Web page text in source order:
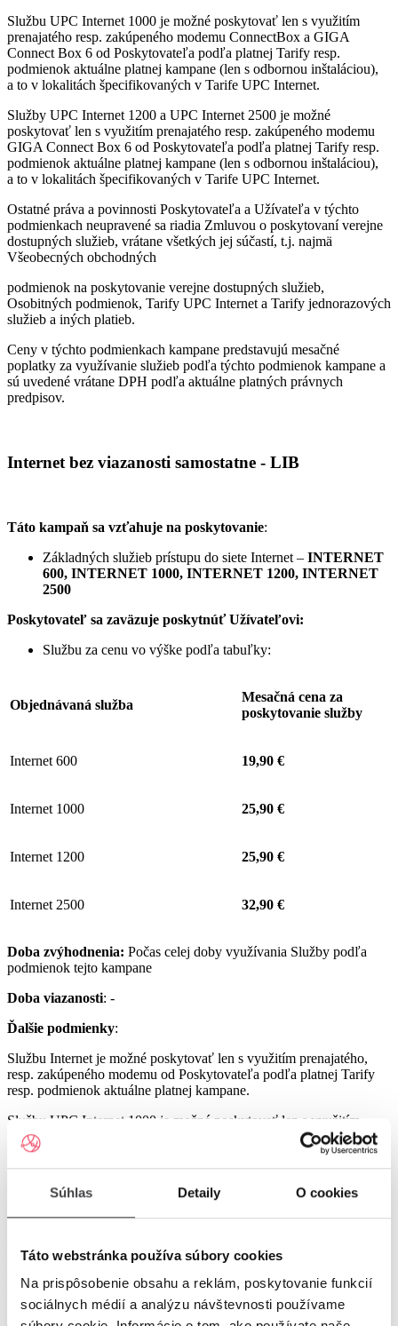
Súhlas Detaily O cookies
Táto webstránka používa súbory cookies
Na prispôsobenie obsahu a reklám, poskytovanie funkcií
sociálnych médií a analýzu návštevnosti používame
Službu UPC Internet 1000 je možné poskytovať len s využitím
prenajatého resp. zakúpeného modemu ConnectBox a GIGA
Connect Box 6 od Poskytovateľa podľa platnej Tarify resp.
podmienok aktuálne platnej kampane (len s odbornou inštaláciou),
a to v lokalitách špecifikovaných v Tarife UPC Internet.
Služby UPC Internet 1200 a UPC Internet 2500 je možné
poskytovať len s využitím prenajatého resp. zakúpeného modemu
GIGA Connect Box 6 od Poskytovateľa podľa platnej Tarify resp.
podmienok aktuálne platnej kampane (len s odbornou inštaláciou),
a to v lokalitách špecifikovaných v Tarife UPC Internet.
Ostatné práva a povinnosti Poskytovateľa a Užívateľa v týchto
podmienkach neupravené sa riadia Zmluvou o poskytovaní verejne
dostupných služieb, vrátane všetkých jej súčastí, t.j. najmä
Všeobecných obchodných
podmienok na poskytovanie verejne dostupných služieb,
Osobitných podmienok, Tarify UPC Internet a Tarify jednorazových
služieb a iných platieb.
Ceny v týchto podmienkach kampane predstavujú mesačné
poplatky za využívanie služieb podľa týchto podmienok kampane a
sú uvedené vrátane DPH podľa aktuálne platných právnych
predpisov.
Internet bez viazanosti samostatne - LIB
Táto kampaň sa vzťahuje na poskytovanie:
Základných služieb prístupu do siete Internet – INTERNET
600, INTERNET 1000, INTERNET 1200, INTERNET
2500
Poskytovateľ sa zaväzuje poskytnúť Užívateľovi:
Službu za cenu vo výške podľa tabuľky:
Objednávaná služba
Mesačná cena za
poskytovanie služby
Internet 600 19,90 €
Internet 1000 25,90 €
Internet 1200 25,90 €
Internet 2500 32,90 €
Doba zvýhodnenia: Počas celej doby využívania Služby podľa
podmienok tejto kampane
Doba viazanosti: -
Ďalšie podmienky:
Službu Internet je možné poskytovať len s využitím prenajatého,
resp. zakúpeného modemu od Poskytovateľa podľa platnej Tarify
resp. podmienok aktuálne platnej kampane.
Službu UPC Internet 1000 je možné poskytovať len s využitím
prenajatého resp. zakúpeného modemu GIGA ConnectBox
alebo GIGA Connect Box 6 (podľa dostupnosti) od Poskytovateľa
podľa platnej Tarify resp. podmienok aktuálne platnej kampane (len
s odbornou inštaláciou), a to v lokalitách špecifikovaných v Tarife
UPC Internet.
poskytovať len s využitím prenajatého resp. zakúpeného modemu
GIGA Connect Box 6 od Poskytovateľa podľa platnej Tarify resp.
podmienok aktuálne platnej kampane (len s odbornou inštaláciou), a
to v lokalitách špecifikovaných v Tarife UPC Internet.